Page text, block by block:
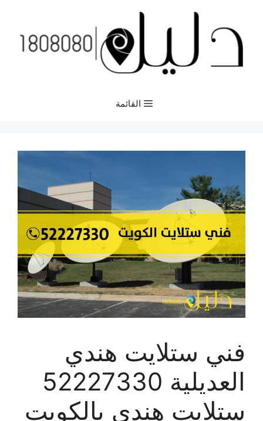
المحتوى
القائمة
فني ستلايت هندي
العديلية 52227330
ستلايت هندي بالكويت